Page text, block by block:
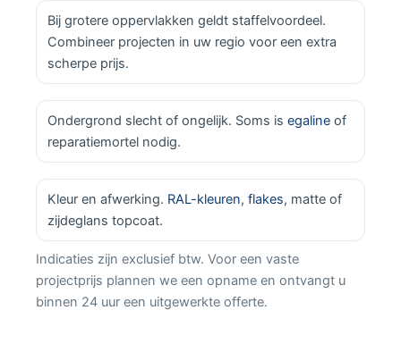
Bij grotere oppervlakken geldt staffelvoordeel.
Combineer projecten in uw regio voor een extra
scherpe prijs.
Ondergrond slecht of ongelijk. Soms is egaline of
reparatiemortel nodig.
Kleur en afwerking. RAL-kleuren, flakes, matte of
zijdeglans topcoat.
Indicaties zijn exclusief btw. Voor een vaste
projectprijs plannen we een opname en ontvangt u
binnen 24 uur een uitgewerkte offerte.